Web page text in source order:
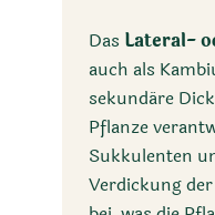
Das Lateral-
auch als
sekundäre
Pflanze
Sukkulenten
Verdickung